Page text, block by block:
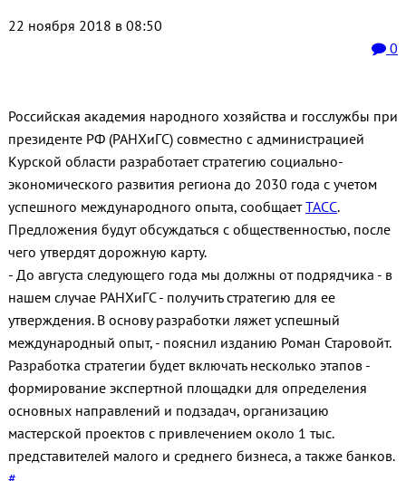
22 ноября 2018 в 08:50
0
Российская академия народного хозяйства и госслужбы при
президенте РФ (РАНХиГС) совместно с администрацией
Курской области разработает стратегию социально-
экономического развития региона до 2030 года с учетом
успешного международного опыта, сообщаетТАСС.
Предложения будут обсуждаться с общественностью, после
чего утвердят дорожную карту.
- До августа следующего года мы должны от подрядчика - в
нашем случае РАНХиГС - получить стратегию для ее
утверждения. В основу разработки ляжет успешный
международный опыт, - пояснил изданию Роман Старовойт.
Разработка стратегии будет включать несколько этапов -
формирование экспертной площадки для определения
основных направлений и подзадач, организацию
мастерской проектов с привлечением около 1 тыс.
представителей малого и среднего бизнеса, а также банков.